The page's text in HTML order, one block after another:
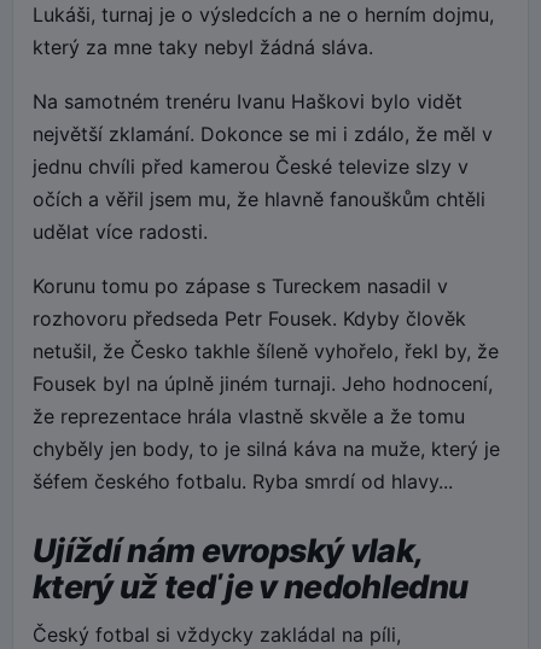
Lukáši, turnaj je o výsledcích a ne o herním dojmu,
který za mne taky nebyl žádná sláva.
Na samotném trenéru Ivanu Haškovi bylo vidět
největší zklamání. Dokonce se mi i zdálo, že měl v
jednu chvíli před kamerou České televize slzy v
očích a věřil jsem mu, že hlavně fanouškům chtěli
udělat více radosti.
Korunu tomu po zápase s Tureckem nasadil v
rozhovoru předseda Petr Fousek. Kdyby člověk
netušil, že Česko takhle šíleně vyhořelo, řekl by, že
Fousek byl na úplně jiném turnaji. Jeho hodnocení,
že reprezentace hrála vlastně skvěle a že tomu
chyběly jen body, to je silná káva na muže, který je
šéfem českého fotbalu. Ryba smrdí od hlavy...
Ujíždí nám evropský vlak,
který už teď je v nedohlednu
Český fotbal si vždycky zakládal na píli,